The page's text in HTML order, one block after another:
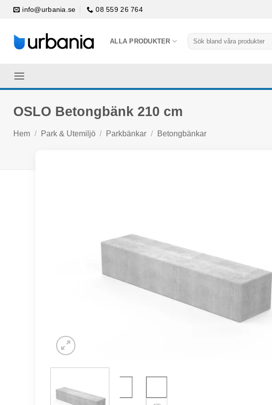
Skip
info@urbania.se 08 559 26 764
ALLA PRODUKTER
Sök
efter:
OSLO Betongbänk 210 cm
Hem / Park & Utemiljö / Parkbänkar / Betongbänkar